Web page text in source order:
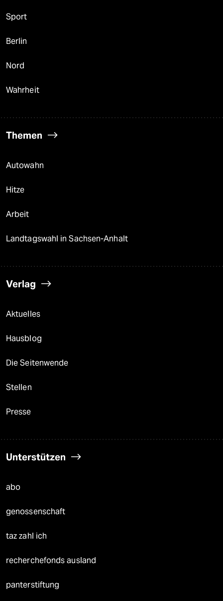
Sport
Berlin
Nord
Wahrheit
Themen
Autowahn
Hitze
Arbeit
Landtagswahl in Sachsen-Anhalt
Verlag
Aktuelles
Hausblog
Die Seitenwende
Stellen
Presse
Unterstützen
abo
genossenschaft
taz zahl ich
recherchefonds ausland
panterstiftung